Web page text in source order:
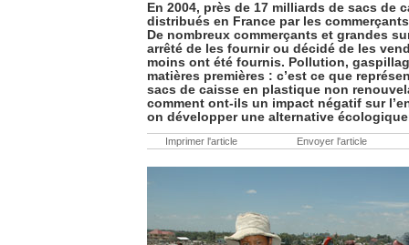
En 2004, près de 17 milliards de sacs de
distribués en France par les
De nombreux commerçants et grandes
arrêté de les fournir ou décidé de les
moins ont été fournis. Pollution,
matières premières : c’est ce que
sacs de caisse en plastique non
comment ont-ils un impact négatif sur
on développer une alternative
Imprimer l'article Envoyer l'article